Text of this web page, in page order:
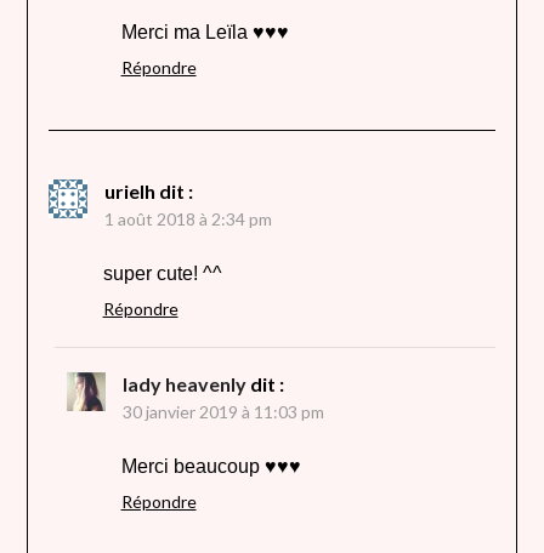
Merci ma Leïla ♥♥♥
Répondre
urielh dit :
1 août 2018 à 2:34 pm
super cute! ^^
Répondre
lady heavenly dit :
30 janvier 2019 à 11:03 pm
Merci beaucoup ♥♥♥
Répondre